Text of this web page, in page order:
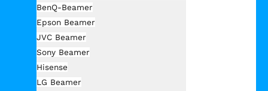
BenQ-Beamer
Epson Beamer
JVC Beamer
Sony Beamer
Hisense
LG Beamer